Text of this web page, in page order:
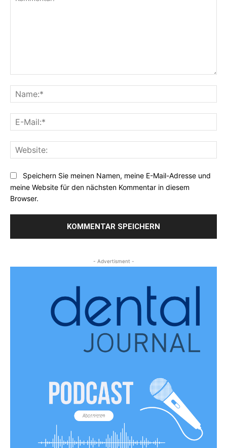
Speichern Sie meinen Namen, meine E-Mail-Adresse und
meine Website für den nächsten Kommentar in diesem
Browser.
- Advertisment -